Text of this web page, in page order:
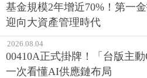
基金規模2年增近70%！第一
迎向大資產管理時代
2026.08.04
00410A正式掛牌！「台版主
一次看懂AI供應鏈布局